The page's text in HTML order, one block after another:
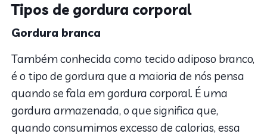
Tipos de gordura corporal
Gordura branca
Também conhecida como tecido adiposo branco,
é o tipo de gordura que a maioria de nós pensa
quando se fala em gordura corporal. É uma
gordura armazenada, o que significa que,
quando consumimos excesso de calorias, essa